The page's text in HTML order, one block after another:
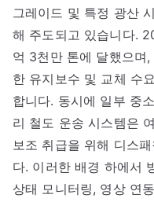
그레이드 및 특정 광산
해 주도되고 있습니다.
억 3천만 톤에 달했으며
한 유지보수 및 교체 수
합니다. 동시에 일부 중
리 철도 운송 시스템은
보조 취급을 위해 디스
다. 이러한 배경 하에서
상태 모니터링, 영상 연